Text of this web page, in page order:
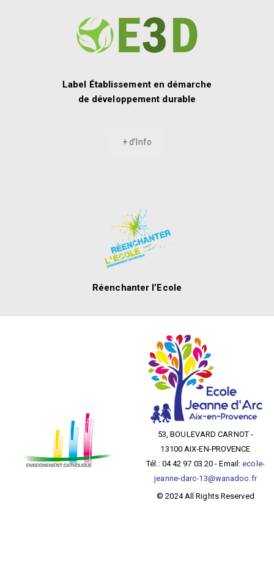
Label Établissement en démarche
de développement durable
+ d’Info
Réenchanter l’Ecole
53, BOULEVARD CARNOT -
13100 AIX-EN-PROVENCE
Tél.: 04 42 97 03 20 - Email:ecole-
jeanne-darc-13@wanadoo.fr
© 2024 All Rights Reserved